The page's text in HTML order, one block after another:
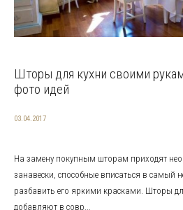
Шторы для кухни своими
фото идей
03.04.2017
На замену покупным шторам приходят
занавески, способные вписаться в самый
разбавить его яркими красками. Шторы
добавляют в совр...